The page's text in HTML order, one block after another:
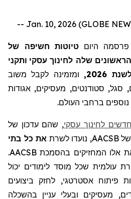
פרסמה היום טיוטות חשיפה של
שלה לחינוך עסקי ותקני
2026, ומזמינה לקבלמשוב
, סגל, סטודנטים, מעסיקים, אגודות
נוספים ברחבי העולם.
לחינוך עסקי, שהם עדכון של
שלAACSB, נועדו לשרת את כל בתי
אלו המחזיקים בהסמכת AACSB
.
עולמית שכל מוסד לימודים יכול
פיתוח אסטרטגי, לחזק ביצועים
מעסיקים ובעלי עניין בהשכלה